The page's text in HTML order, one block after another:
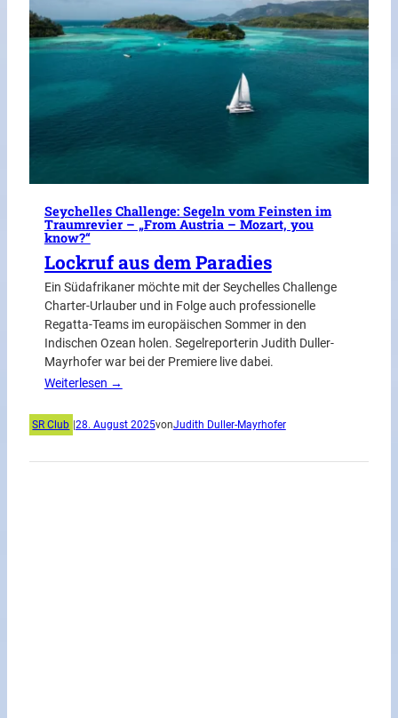
Seychelles Challenge: Segeln vom Feinsten im
Traumrevier – „From Austria – Mozart, you
know?“
Lockruf aus dem Paradies
Ein Südafrikaner möchte mit der Seychelles Challenge
Charter-Urlauber und in Folge auch professionelle
Regatta-Teams im europäischen Sommer in den
Indischen Ozean holen. Segelreporterin Judith Duller-
Mayrhofer war bei der Premiere live dabei.
Weiterlesen →
SR Club 28. August 2025vonJudith Duller-Mayrhofer